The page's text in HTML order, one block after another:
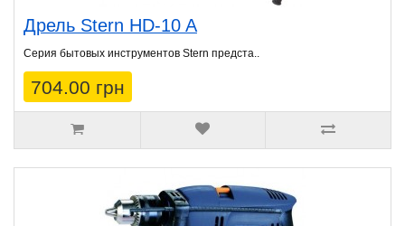
Дрель Stern HD-10 A
Серия бытовых инструментов Stern предста..
704.00 грн